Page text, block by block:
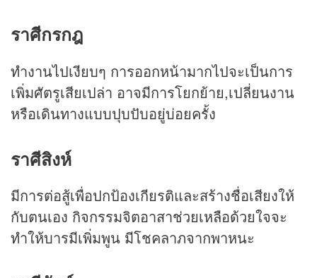
ราศีกรกฎ
ทำงานไปเงียบๆ การออกหน้ามากไปจะเป็นการ
เพิ่มศัตรูเสียเปล่า อาจมีการโยกย้าย,เปลี่ยนงาน
หรือเดินทางแบบปุบปับอยู่บ่อยครั้ง
ราศีสิงห์
มีการต่อสู้เพื่อปกป้องเกียรติและสร้างชื่อเสียงให้
กับตนเอง กิจกรรมจิตอาสาช่วยเหลือด้วยใจจะ
ทำให้บารมีเพิ่มพูน มีโชคลาภจากพาหนะ